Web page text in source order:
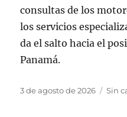
consultas de los
los servicios
da el salto hacia el
Panamá.
Publicado
3 de agosto de 2026 Sin